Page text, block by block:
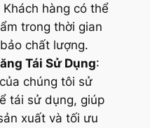
Khách hàng có thể
trong thời gian
chất lượng.
Tái Sử Dụng:
của chúng tôi sử
tái sử dụng, giúp
xuất và tối ưu